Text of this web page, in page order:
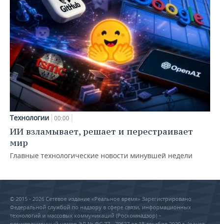
Технологии 00:00
ИИ взламывает, решает и перестраивает
мир
Главные технологические новости минувшей недели
© 2015 - 2026 Сетевое издание «Реальное время» Зарегистрировано
Федеральной службой по надзору в сфере связи, информационных
технологий и массовых коммуникаций (Роскомнадзор) –